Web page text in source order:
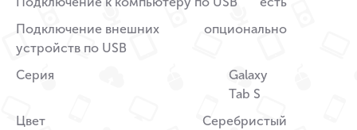
Подключение внешних
устройств по USB
опционально
Серия
Galaxy
Tab S
Цвет
Серебристый